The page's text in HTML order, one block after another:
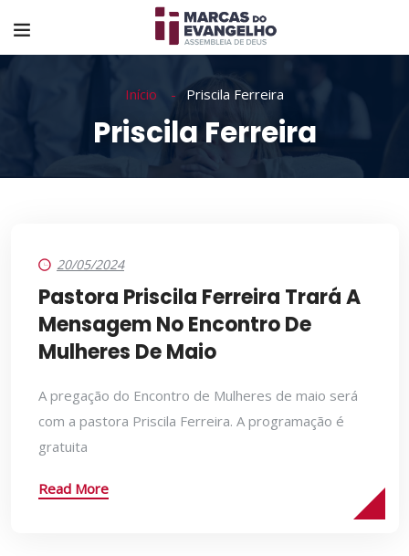
Início Priscila Ferreira
Priscila Ferreira
20/05/2024
Pastora Priscila Ferreira Trará A
Mensagem No Encontro De
Mulheres De Maio
A pregação do Encontro de Mulheres de maio será
com a pastora Priscila Ferreira. A programação é
gratuita
Read More